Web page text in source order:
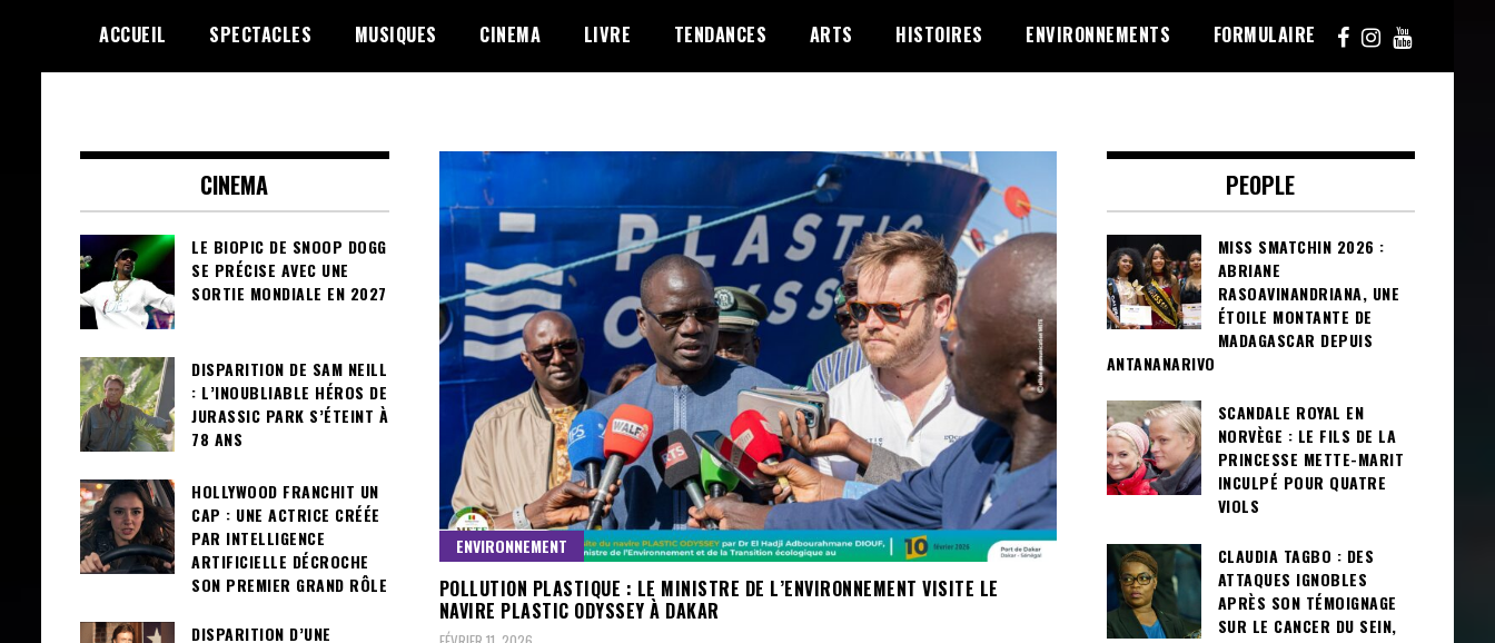
content
ACCUEIL SPECTACLES MUSIQUES CINEMA LIVRE TENDANCES ARTS HISTOIRES ENVIRONNEMENTS FORMULAIRE
sunuculture
ENVIRONNEMENT
POLLUTION PLASTIQUE : LE MINISTRE DE L’ENVIRONNEMENT VISITE LE
NAVIRE PLASTIC ODYSSEY À DAKAR
CINEMA
LE BIOPIC DE SNOOP DOGG
SE PRÉCISE AVEC UNE
SORTIE MONDIALE EN 2027
DISPARITION DE SAM NEILL
: L’INOUBLIABLE HÉROS DE
JURASSIC PARK S’ÉTEINT À
78 ANS
HOLLYWOOD FRANCHIT UN
CAP : UNE ACTRICE CRÉÉE
PAR INTELLIGENCE
ARTIFICIELLE DÉCROCHE
SON PREMIER GRAND RÔLE
DISPARITION D’UNE
PEOPLE
MISS SMATCHIN 2026 :
ABRIANE
RASOAVINANDRIANA, UNE
ÉTOILE MONTANTE DE
MADAGASCAR DEPUIS
ANTANANARIVO
SCANDALE ROYAL EN
NORVÈGE : LE FILS DE LA
PRINCESSE METTE-MARIT
INCULPÉ POUR QUATRE
VIOLS
CLAUDIA TAGBO : DES
ATTAQUES IGNOBLES
APRÈS SON TÉMOIGNAGE
SUR LE CANCER DU SEIN,